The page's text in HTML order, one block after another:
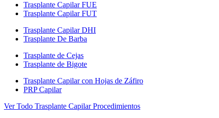
Trasplante Capilar FUE
Trasplante Capilar FUT
Trasplante Capilar DHI
Trasplante De Barba
Trasplante de Cejas
Trasplante de Bigote
Trasplante Capilar con Hojas de Záfiro
PRP Capilar
Ver Todo Trasplante Capilar Procedimientos